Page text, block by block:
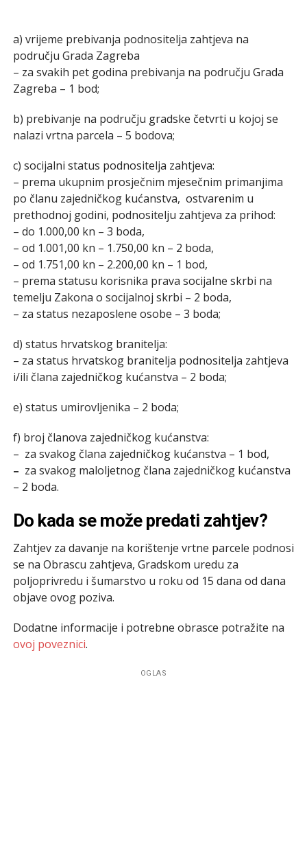
a) vrijeme prebivanja podnositelja zahtjeva na
području Grada Zagreba
– za svakih pet godina prebivanja na području Grada
Zagreba – 1 bod;
b) prebivanje na području gradske četvrti u kojoj se
nalazi vrtna parcela – 5 bodova;
c) socijalni status podnositelja zahtjeva:
– prema ukupnim prosječnim mjesečnim primanjima
po članu zajedničkog kućanstva, ostvarenim u
prethodnoj godini, podnositelju zahtjeva za prihod:
– do 1.000,00 kn – 3 boda,
– od 1.001,00 kn – 1.750,00 kn – 2 boda,
– od 1.751,00 kn – 2.200,00 kn – 1 bod,
– prema statusu korisnika prava socijalne skrbi na
temelju Zakona o socijalnoj skrbi – 2 boda,
– za status nezaposlene osobe – 3 boda;
d) status hrvatskog branitelja:
– za status hrvatskog branitelja podnositelja zahtjeva
i/ili člana zajedničkog kućanstva – 2 boda;
e) status umirovljenika – 2 boda;
f) broj članova zajedničkog kućanstva:
– za svakog člana zajedničkog kućanstva – 1 bod,
– za svakog maloljetnog člana zajedničkog kućanstva
– 2 boda.
Do kada se može predati zahtjev?
Zahtjev za davanje na korištenje vrtne parcele podnosi
se na Obrascu zahtjeva, Gradskom uredu za
poljoprivredu i šumarstvo u roku od 15 dana od dana
objave ovog poziva.
Dodatne informacije i potrebne obrasce potražite na
ovoj poveznici.
OGLAS